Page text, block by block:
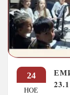
24
НОЕ